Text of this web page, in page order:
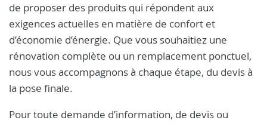
de proposer des produits qui répondent aux
exigences actuelles en matière de confort et
d’économie d’énergie. Que vous souhaitiez une
rénovation complète ou un remplacement ponctuel,
nous vous accompagnons à chaque étape, du devis à
la pose finale.
Pour toute demande d’information, de devis ou